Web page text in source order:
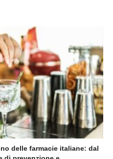
delle farmacie italiane: dal